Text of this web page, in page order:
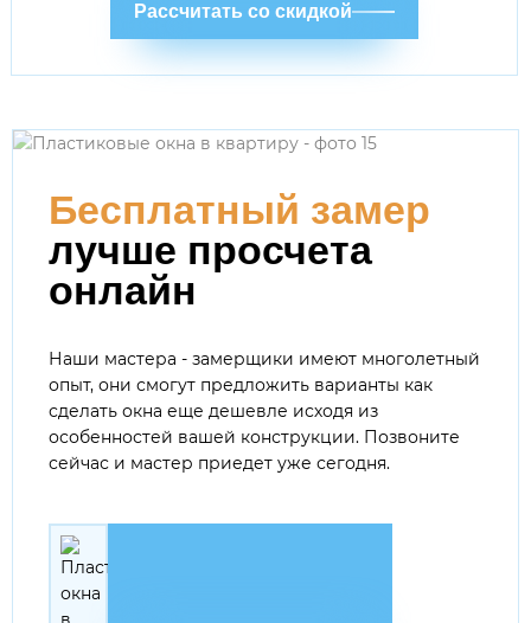
Рассчитать со скидкой
Бесплатный замер
лучше просчета
онлайн
Наши мастера - замерщики имеют многолетный
опыт, они смогут предложить варианты как
сделать окна еще дешевле исходя из
особенностей вашей конструкции. Позвоните
сейчас и мастер приедет уже сегодня.